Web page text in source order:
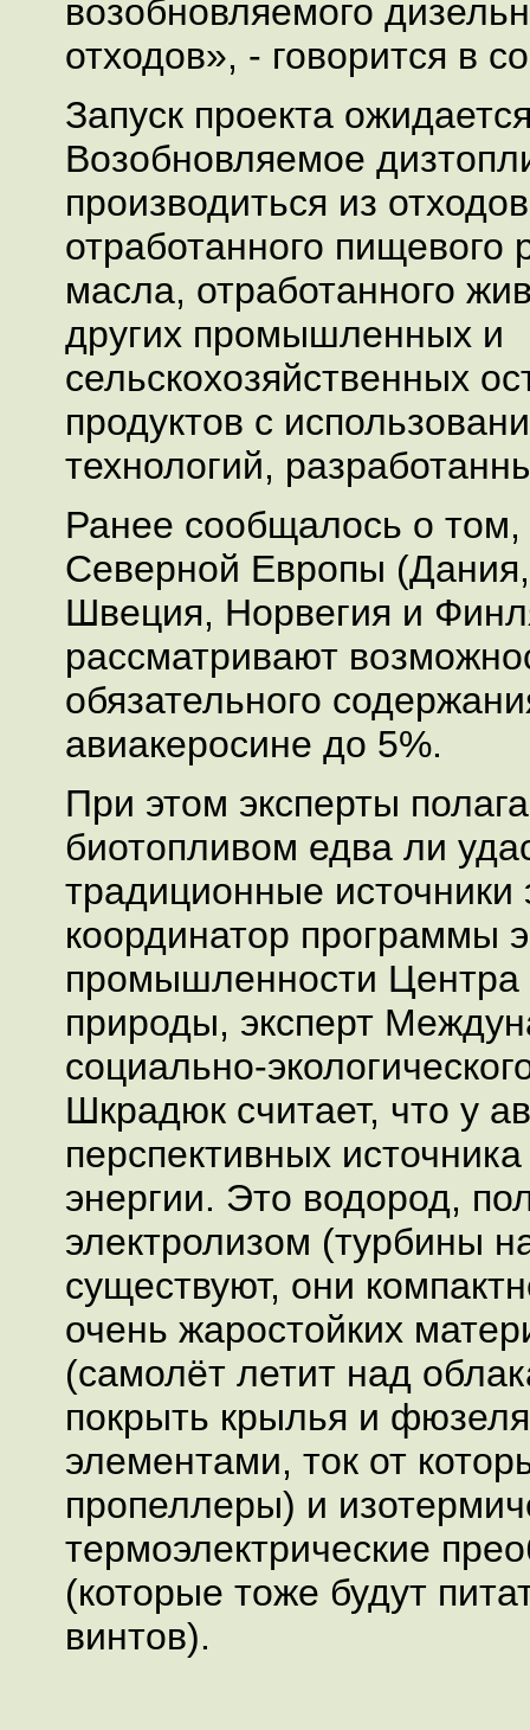
возобновляемого
отходов», - говорится в
Запуск проекта
Возобновляемое
производиться из
отработанного пищевого
масла, отработанного
других промышленных и
сельскохозяйственных
продуктов с
технологий,
Ранее сообщалось о том,
Северной Европы
Швеция, Норвегия и
рассматривают
обязательного
авиакеросине до 5%.
При этом эксперты
биотопливом едва ли
традиционные источники
координатор программы
промышленности Центра
природы, эксперт
социально-
Шкрадюк считает, что у
перспективных
энергии. Это водород,
электролизом (турбины
существуют, они
очень жаростойких
(самолёт летит над
покрыть крылья и
элементами, ток от
пропеллеры) и
термоэлектрические
(которые тоже будут
винтов).